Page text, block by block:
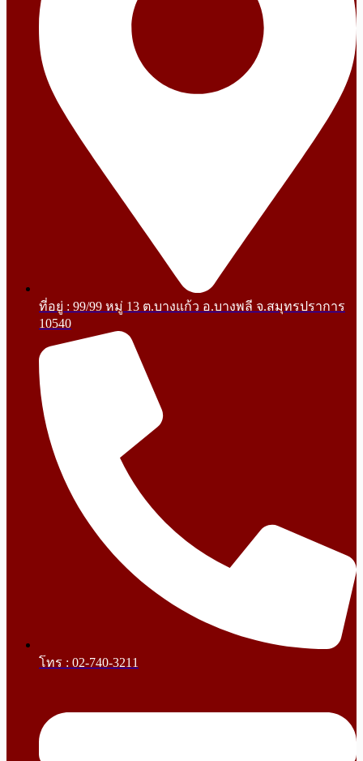
ที่อยู่ : 99/99 หมู่ 13 ต.บางแก้ว อ.บางพลี จ.สมุทรปราการ
10540
โทร : 02-740-3211